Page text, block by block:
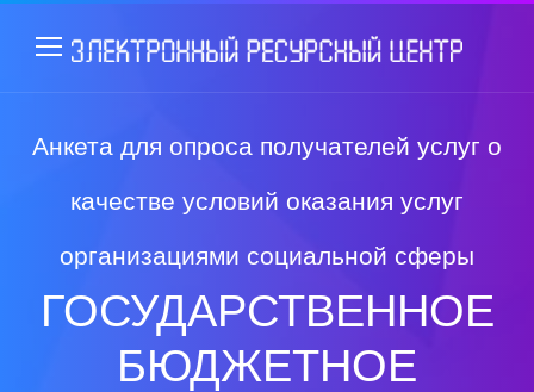
Анкета для опроса получателей услуг о
качестве условий оказания услуг
организациями социальной сферы
ГОСУДАРСТВЕННОЕ
БЮДЖЕТНОЕ